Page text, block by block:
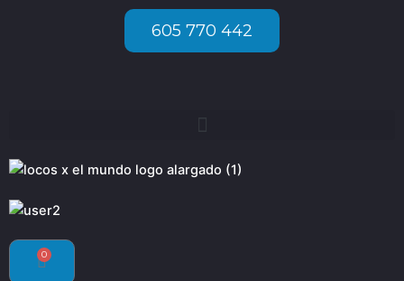
605 770 442
0
Carrito